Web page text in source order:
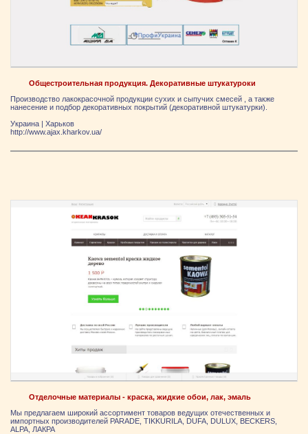
Общестроительная продукция. Декоративные штукатуроки
Производство лакокрасочной продукции сухих и сыпучих смесей , а также
нанесение и подбор декоративных покрытий (декоративной штукатурки).
Украина
Харьков
http://www.ajax.kharkov.ua/
Отделочные материалы - краска, жидкие обои, лак, эмаль
Мы предлагаем широкий ассортимент товаров ведущих отечественных и
импортных производителей PARADE, TIKKURILA, DUFA, DULUX, BECKERS,
ALPA, ЛАКРА